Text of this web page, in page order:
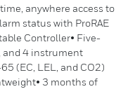
anywhere access to
status with ProRAE
Controller• Five-
and 4 instrument
(EC, LEL, and CO2)
3 months of